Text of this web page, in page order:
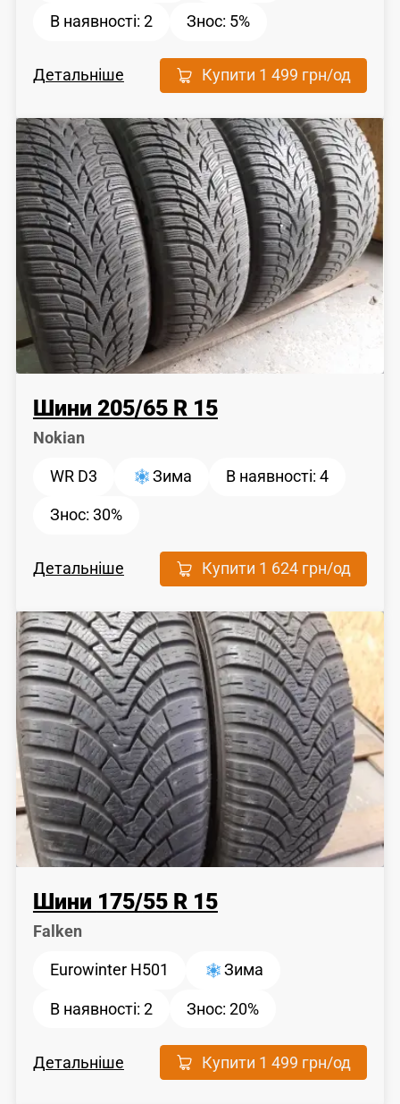
В наявності: 2 Знос: 5%
Детальніше Купити 1 499 грн/од
Шини 205/65 R 15
Nokian
WR D3 Зима В наявності: 4
Знос: 30%
Детальніше Купити 1 624 грн/од
Шини 175/55 R 15
Falken
Eurowinter H501 Зима
В наявності: 2 Знос:20%
Детальніше Купити 1 499 грн/од